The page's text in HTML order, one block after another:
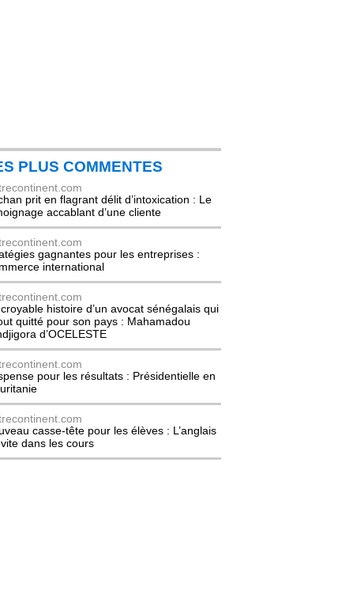
PLUS COMMENTES
prit en flagrant délit d’intoxication : Le
accablant d’une cliente
gagnantes pour les entreprises :
international
histoire d’un avocat sénégalais qui
quitté pour son pays : Mahamadou
d’OCELESTE
pour les résultats : Présidentielle en
casse-tête pour les élèves : L’anglais
dans les cours